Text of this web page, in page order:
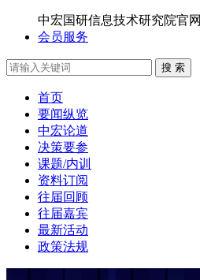
中宏国研信息技术研究院官网
会员服务
搜 索
首页
要闻纵览
中宏论道
决策要参
课题/内训
资料订阅
往届回顾
往届嘉宾
最新活动
政策法规